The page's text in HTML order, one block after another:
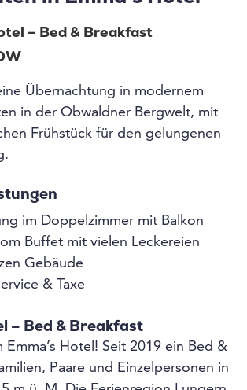
– Bed & Breakfast
Übernachtung in modernem
in der Obwaldner Bergwelt, mit
Frühstück für den gelungenen
im Doppelzimmer mit Balkon
Buffet mit vielen Leckereien
Gebäude
& Taxe
– Bed & Breakfast
Emma’s Hotel! Seit 2019 ein Bed &
Paare und Einzelpersonen in